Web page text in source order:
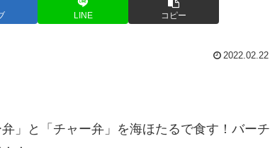
LINE コピー
2022.02.22
」と「チャー弁」を海ほたるで食す！バーチ